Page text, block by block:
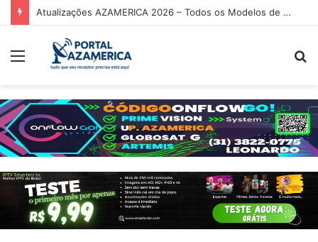
Atualizações AZAMERICA 2026 – Todos os Modelos de Receptores AZAMERICA